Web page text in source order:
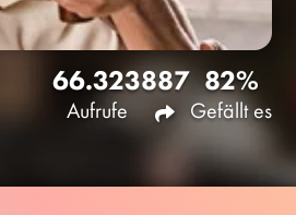
66.323
Aufrufe
887 82%
Gefällt es